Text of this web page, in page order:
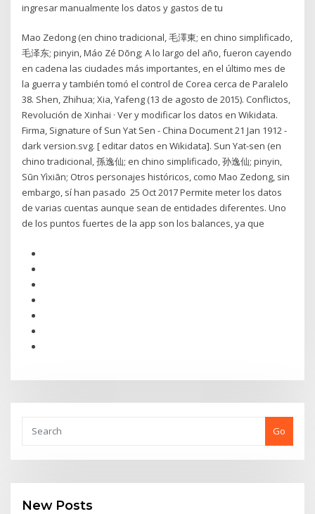
ingresar manualmente los datos y gastos de tu
Mao Zedong (en chino tradicional, 毛澤東; en chino simplificado,
毛泽东; pinyin, Máo Zé Dōng; A lo largo del año, fueron cayendo
en cadena las ciudades más importantes, en el último mes de
la guerra y también tomó el control de Corea cerca de Paralelo
38. Shen, Zhihua; Xia, Yafeng (13 de agosto de 2015). Conflictos,
Revolución de Xinhai · Ver y modificar los datos en Wikidata.
Firma, Signature of Sun Yat Sen - China Document 21 Jan 1912 -
dark version.svg. [ editar datos en Wikidata]. Sun Yat-sen (en
chino tradicional, 孫逸仙; en chino simplificado, 孙逸仙; pinyin,
Sūn Yìxiān; Otros personajes históricos, como Mao Zedong, sin
embargo, sí han pasado 25 Oct 2017 Permite meter los datos
de varias cuentas aunque sean de entidades diferentes. Uno
de los puntos fuertes de la app son los balances, ya que
Go
New Posts